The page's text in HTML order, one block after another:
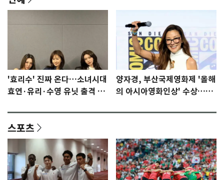
'효리수' 진짜 온다…소녀시대
효연·유리·수영 유닛 출격 [N
양자경, 부산국제영화제 '올해
의 아시아영화인상' 수상…15
스포츠